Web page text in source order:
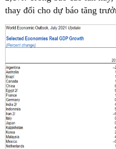
thay đổi cho dự báo tăng